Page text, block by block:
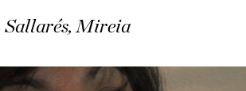
Sallarés, Mireia